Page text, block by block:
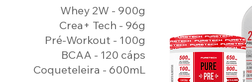
Whey 2W - 900g
Crea+ Tech - 96g
Pré-Workout - 100g
BCAA - 120 cáps
Coqueteleira - 600mL